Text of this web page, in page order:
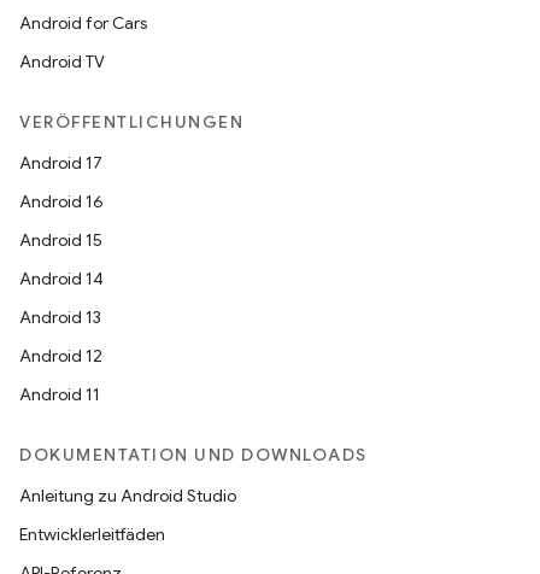
Android for Cars
Android TV
VERÖFFENTLICHUNGEN
Android 17
Android 16
Android 15
Android 14
Android 13
Android 12
Android 11
DOKUMENTATION UND DOWNLOADS
Anleitung zu Android Studio
Entwicklerleitfäden